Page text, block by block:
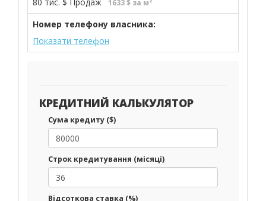
1633 $ за м²
Номер телефону власника:
Показати телефон
КРЕДИТНИЙ КАЛЬКУЛЯТОР
Сума кредиту ($)
Строк кредитування (місяці)
Відсоткова ставка (%)